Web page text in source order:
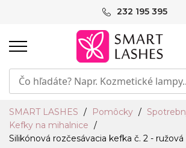
232 195 395
SMART LASHES Pomôcky
Kefky na mihalnice
Silikónová rozčesávacia kefka č. 2 - ružová